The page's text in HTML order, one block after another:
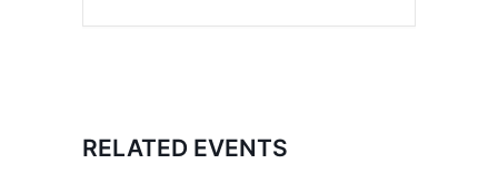
RELATED EVENTS